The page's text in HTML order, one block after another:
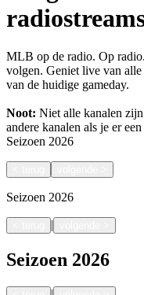
MLB op de radio. Op
volgen. Geniet live van
van de huidige gameday.
Noot: Niet alle kanalen
andere kanalen als je er
Seizoen 2026
Seizoen 2026
|
Seizoen 2026